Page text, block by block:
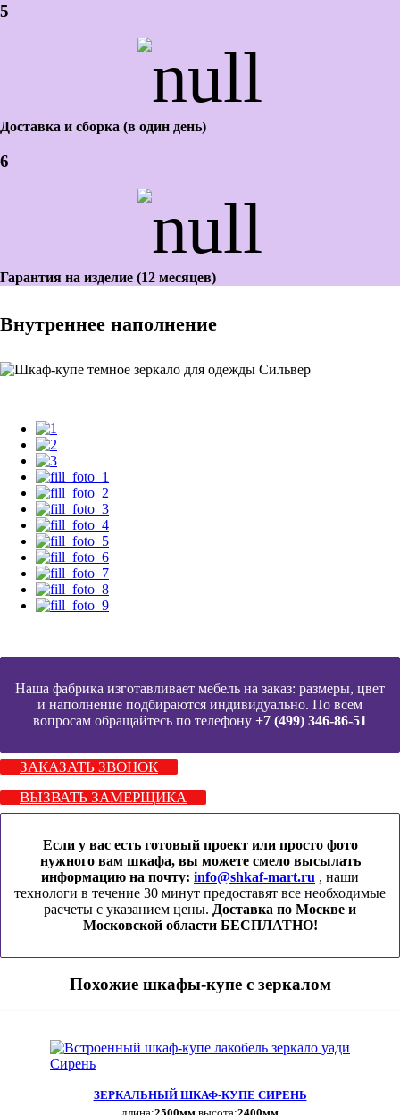
5
Доставка и сборка (в один день)
6
Гарантия на изделие (12 месяцев)
Внутреннее наполнение
Наша фабрика изготавливает мебель на заказ: размеры, цвет
и наполнение подбираются индивидуально. По всем
вопросам обращайтесь по телефону +7 (499) 346-86-51
ЗАКАЗАТЬ ЗВОНОК
ВЫЗВАТЬ ЗАМЕРЩИКА
Если у вас есть готовый проект или просто фото
нужного вам шкафа, вы можете смело высылать
информацию на почту: info@shkaf-mart.ru , наши
технологи в течение 30 минут предоставят все необходимые
расчеты с указанием цены. Доставка по Москве и
Московской области БЕСПЛАТНО!
Похожие шкафы-купе с зеркалом
ЗЕРКАЛЬНЫЙ ШКАФ-КУПЕ СИРЕНЬ